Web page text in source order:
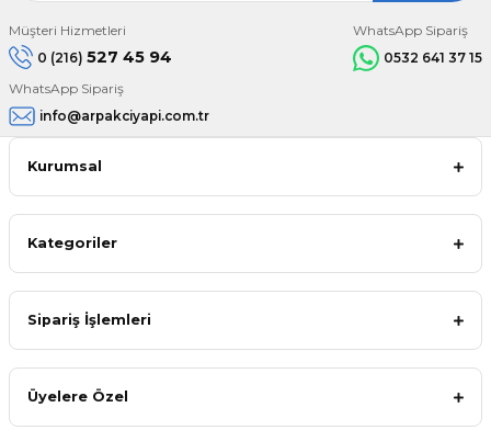
Müşteri Hizmetleri
0 (216) 527 45 94
WhatsApp Sipariş
0532 641 37 15
WhatsApp Sipariş
info@arpakciyapi.com.tr
Kurumsal
Kategoriler
Sipariş İşlemleri
Üyelere Özel